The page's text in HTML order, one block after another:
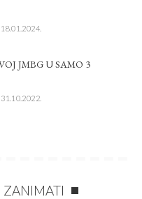
JMBG U SAMO 3
ZANIMATI